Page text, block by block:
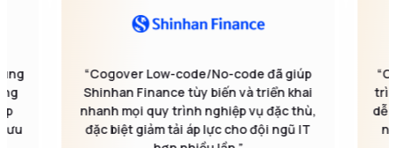
ưu
“Cogover Low-code/No-code đã giúp
Shinhan Finance tùy biến và triển khai
nhanh mọi quy trình nghiệp vụ đặc thù,
đặc biệt giảm tải áp lực cho đội ngũ IT
dễ